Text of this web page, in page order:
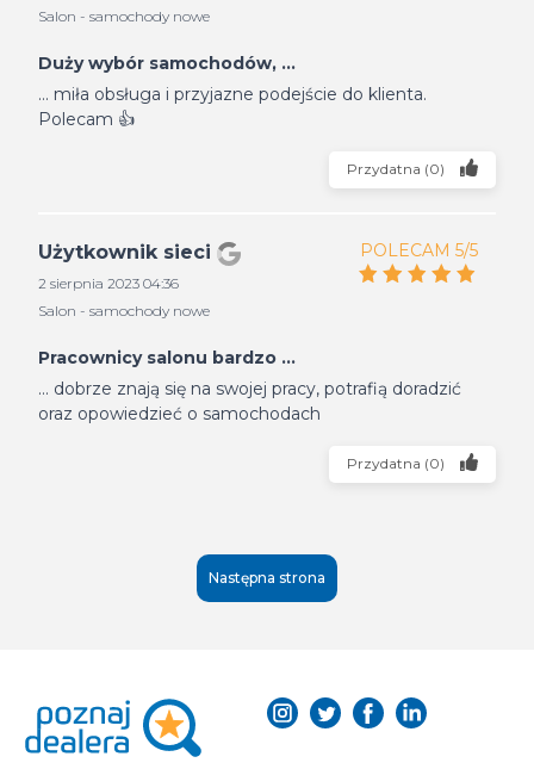
Salon - samochody nowe
Duży wybór samochodów, ...
... miła obsługa i przyjazne podejście do klienta.
Polecam 👍
Przydatna (0)
Użytkownik sieci
2 sierpnia 2023 04:36
Salon - samochody nowe
POLECAM 5/5
Pracownicy salonu bardzo ...
... dobrze znają się na swojej pracy, potrafią doradzić
oraz opowiedzieć o samochodach
Przydatna (0)
Następna strona